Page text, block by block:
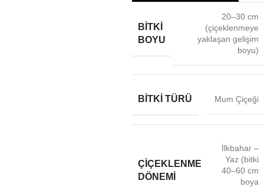
BITKI
BOYU
20–30 cm
(çiçeklenmeye
yaklaşan gelişim
boyu)
BITKI TÜRÜ Mum Çiçeği
ÇIÇEKLENME
DÖNEMI
İlkbahar –
Yaz (bitki
40–60 cm
boya